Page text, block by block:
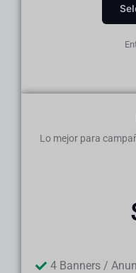
Lo mejor para
4 Banners /